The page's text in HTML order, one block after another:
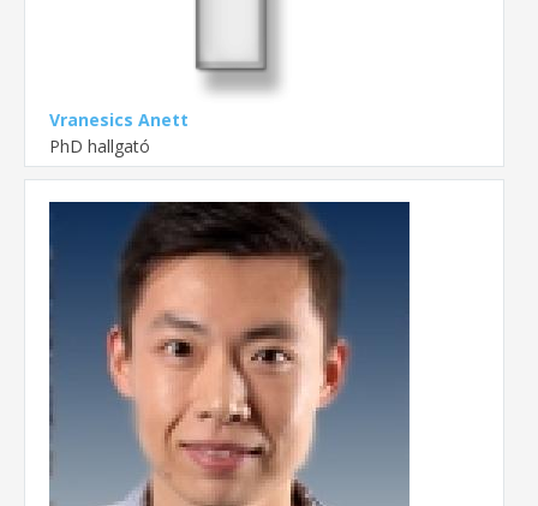
Vranesics Anett
PhD hallgató